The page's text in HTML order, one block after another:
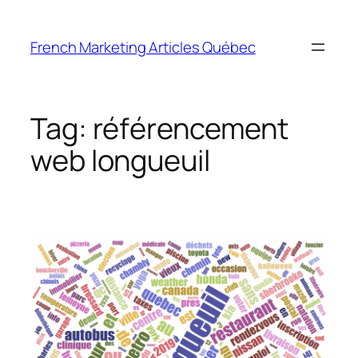
content
French Marketing Articles Québec
Tag: référencement
web longueuil